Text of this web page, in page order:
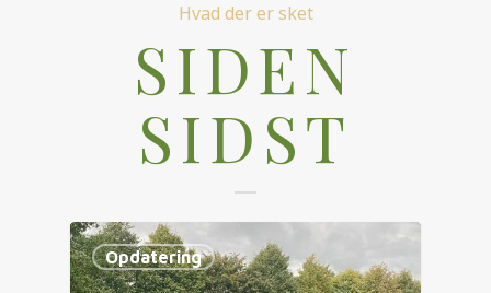
Hvad der er sket
SIDEN
SIDST
Opdatering